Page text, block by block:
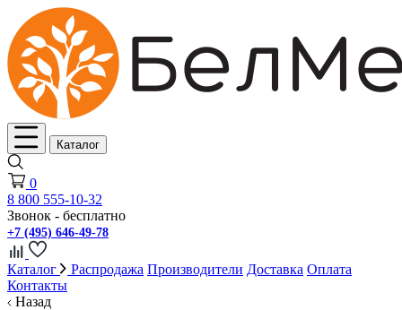
Каталог
0
8 800 555-10-32
Звонок - бесплатно
+7 (495) 646-49-78
Каталог Распродажа Производители Доставка Оплата
Контакты
Назад